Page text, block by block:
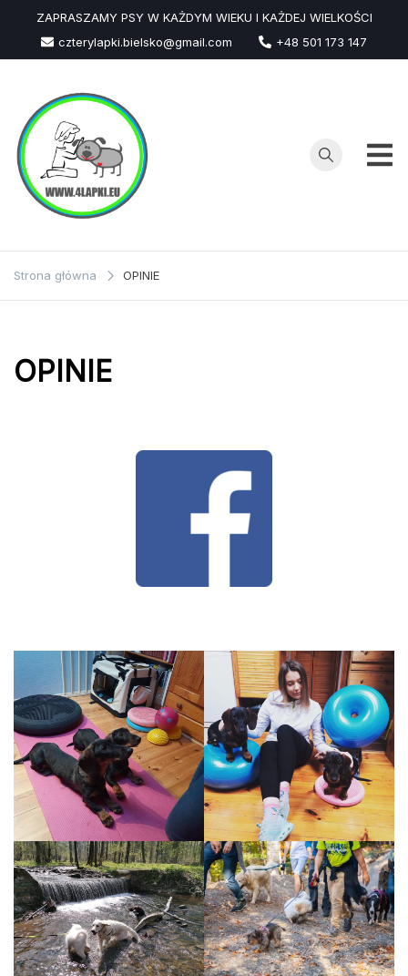
Przejdź
treści
ZAPRASZAMY PSY W KAŻDYM WIEKU I KAŻDEJ WIELKOŚCI
czterylapki.bielsko@gmail.com
+48 501 173 147
Strona główna OPINIE
OPINIE